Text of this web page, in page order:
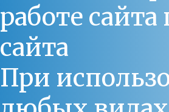
работе
сайта
При